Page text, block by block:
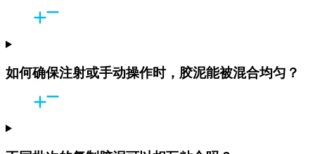
如何确保注射或手动操作时，胶泥能被混合均匀？